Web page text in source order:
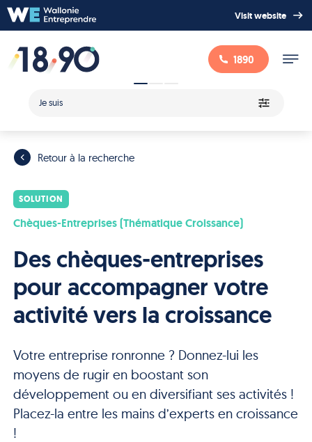
Visit website
1890
Je suis
Retour à la recherche
SOLUTION
Chèques-Entreprises (Thématique Croissance)
Des chèques-entreprises
pour accompagner votre
activité vers la croissance
Votre entreprise ronronne ? Donnez-lui les
moyens de rugir en boostant son
développement ou en diversifiant ses activités !
Placez-la entre les mains d’experts en croissance
!